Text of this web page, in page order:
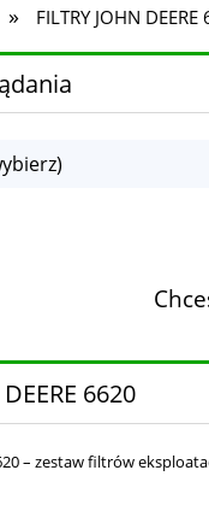
» FILTRY JOHN
6620
– zestaw filtrów